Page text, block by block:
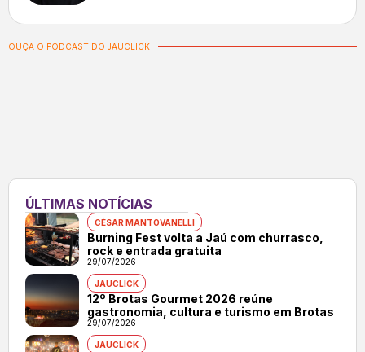
OUÇA O PODCAST DO JAUCLICK
ÚLTIMAS NOTÍCIAS
CÉSAR MANTOVANELLI
Burning Fest volta a Jaú com churrasco,
rock e entrada gratuita
29/07/2026
JAUCLICK
12º Brotas Gourmet 2026 reúne
gastronomia, cultura e turismo em Brotas
29/07/2026
JAUCLICK